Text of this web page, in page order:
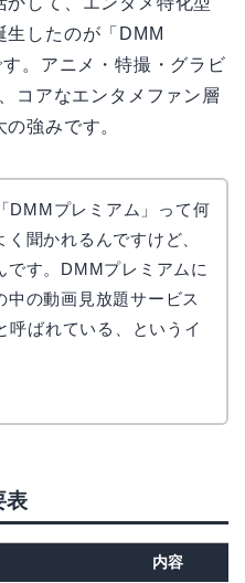
生したのが「DMM
。アニメ・特撮・グラビ
コアなエンタメファン層
強みです。
DMMプレミアム」って何
聞かれるんですけど、
です。DMMプレミアムに
中の動画見放題サービス
呼ばれている、というイ
表
内容